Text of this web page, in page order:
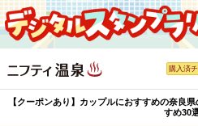
購入済
【クーポンあり】カップルにおすすめの奈良
すめ30